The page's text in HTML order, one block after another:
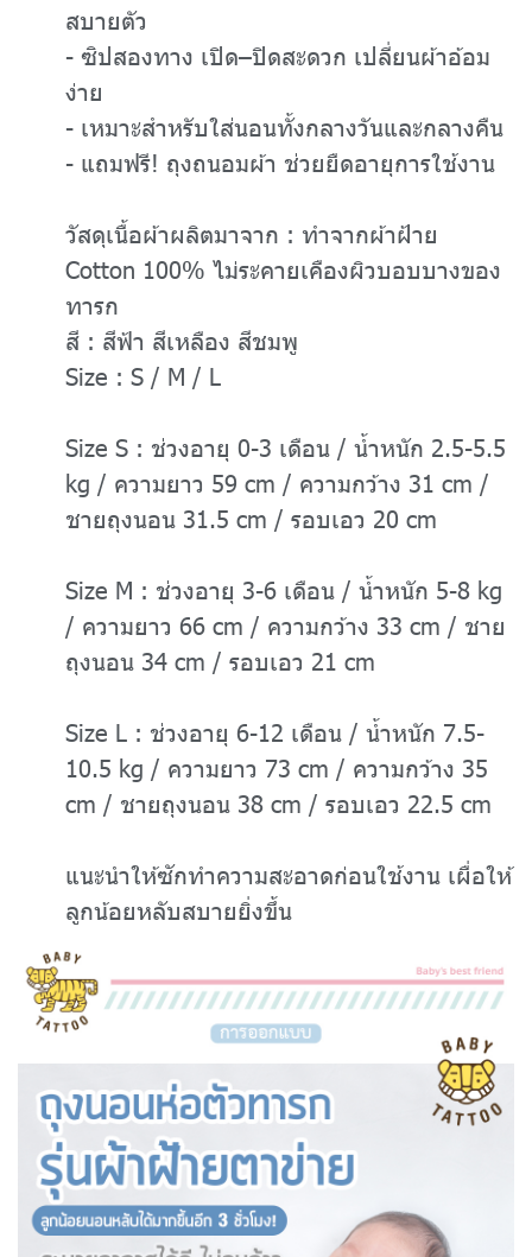
สบายตัว
- ซิปสองทาง เปิด–ปิดสะดวก เปลี่ยนผ้าอ้อม
ง่าย
- เหมาะสำหรับใส่นอนทั้งกลางวันและกลางคืน
- แถมฟรี! ถุงถนอมผ้า ช่วยยืดอายุการใช้งาน
วัสดุเนื้อผ้าผลิตมาจาก : ทำจากผ้าฝ้าย
Cotton 100% ไม่ระคายเคืองผิวบอบบางของ
ทารก
สี : สีฟ้า สีเหลือง สีชมพู
Size : S / M / L
Size S : ช่วงอายุ 0-3 เดือน / น้ำหนัก 2.5-5.5
kg / ความยาว 59 cm / ความกว้าง 31 cm /
ชายถุงนอน 31.5 cm / รอบเอว 20 cm
Size M : ช่วงอายุ 3-6 เดือน / น้ำหนัก 5-8 kg
/ ความยาว 66 cm / ความกว้าง 33 cm / ชาย
ถุงนอน 34 cm / รอบเอว 21 cm
Size L : ช่วงอายุ 6-12 เดือน / น้ำหนัก 7.5-
10.5 kg / ความยาว 73 cm / ความกว้าง 35
cm / ชายถุงนอน 38 cm / รอบเอว 22.5 cm
แนะนำให้ซักทำความสะอาดก่อนใช้งาน เผื่อให้
ลูกน้อยหลับสบายยิ่งขึ้น